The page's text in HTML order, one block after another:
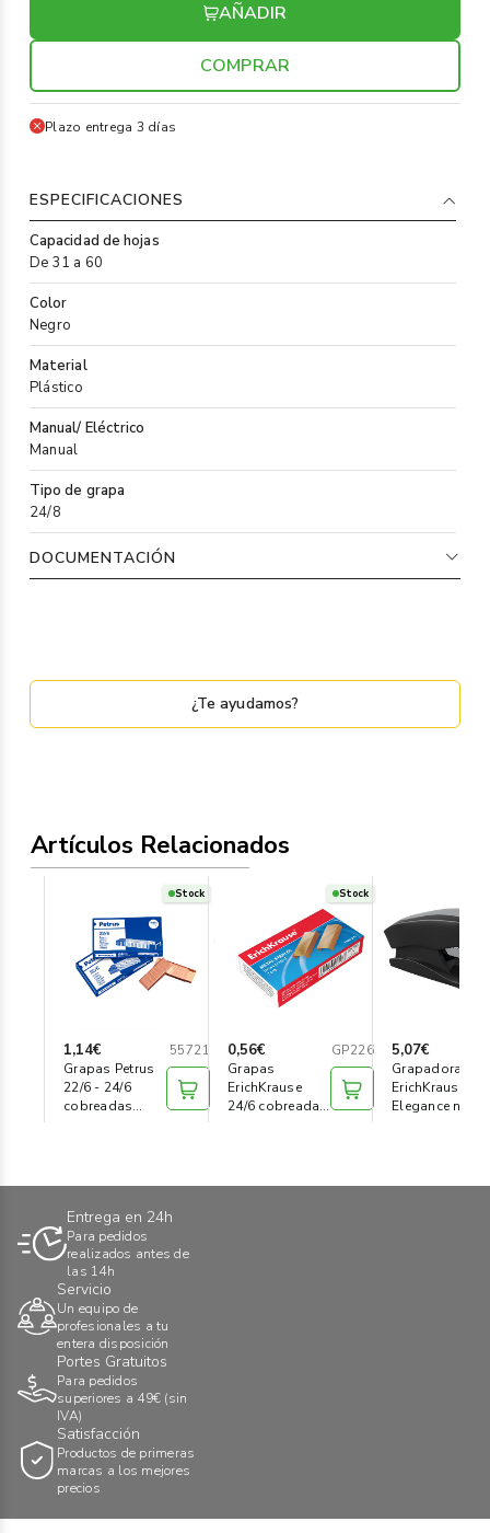
AÑADIR
COMPRAR
Plazo entrega 3 días
ESPECIFICACIONES
Capacidad de hojas
De 31 a 60
Color
Negro
Material
Plástico
Manual/ Eléctrico
Manual
Tipo de grapa
24/8
DOCUMENTACIÓN
¿Te ayudamos?
Artículos Relacionados
Stock
1,14€
55721
Grapas Petrus
22/6 - 24/6
cobreadas
Stock
0,56€
GP226
Grapas
ErichKrause
24/6 cobreadas
5,07€
Grapadora
ErichKrause
Elegance negra
Entrega en 24h
Para pedidos
realizados antes de
las 14h
Servicio
Un equipo de
profesionales a tu
entera disposición
Portes Gratuitos
Para pedidos
superiores a 49€ (sin
IVA)
Satisfacción
Productos de primeras
marcas a los mejores
precios